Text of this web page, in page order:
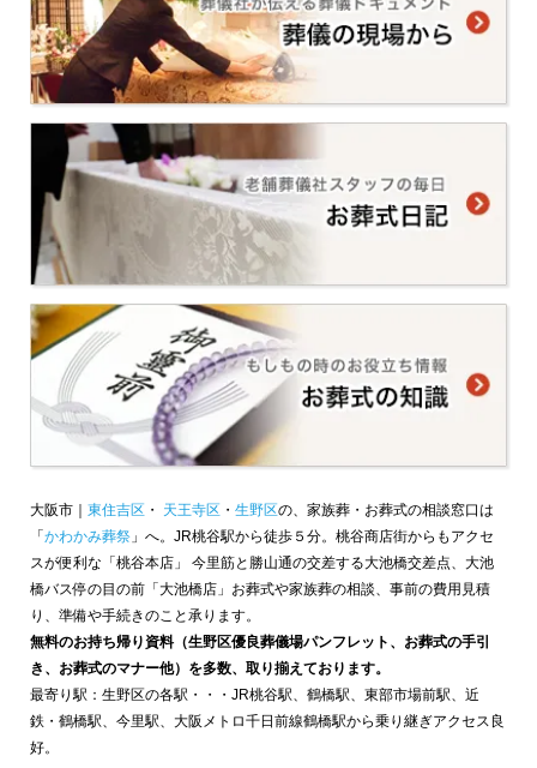
大阪市｜ 東住吉区 ・ 天王寺区 ・ 生野区の、家族葬・お葬式の相談窓口は
「 かわかみ葬祭 」へ。JR桃谷駅から徒歩５分。桃谷商店街からもアクセ
スが便利な「桃谷本店」 今里筋と勝山通の交差する大池橋交差点、大池
橋バス停の目の前「大池橋店」お葬式や家族葬の相談、事前の費用見積
り、準備や手続きのこと承ります。
無料のお持ち帰り資料（生野区優良葬儀場パンフレット、お葬式の手引
き、お葬式のマナー他）を多数、取り揃えております。
最寄り駅：生野区の各駅・・・JR桃谷駅、鶴橋駅、東部市場前駅、近
鉄・鶴橋駅、今里駅、大阪メトロ千日前線鶴橋駅から乗り継ぎアクセス良
好。